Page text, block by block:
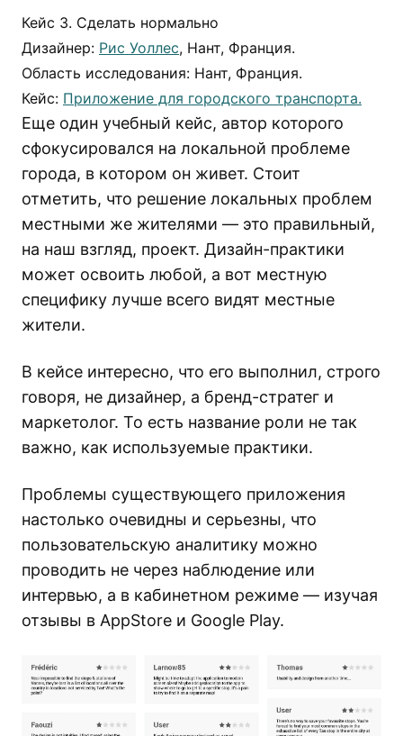
Кейс 3. Сделать нормально
Дизайнер: Рис Уоллес, Нант, Франция.
Область исследования: Нант, Франция.
Кейс: Приложение для городского транспорта.
Еще один учебный кейс, автор которого
сфокусировался на локальной проблеме
города, в котором он живет. Стоит
отметить, что решение локальных проблем
местными же жителями — это правильный,
на наш взгляд, проект. Дизайн-практики
может освоить любой, а вот местную
специфику лучше всего видят местные
жители.
В кейсе интересно, что его выполнил, строго
говоря, не дизайнер, а бренд-стратег и
маркетолог. То есть название роли не так
важно, как используемые практики.
Проблемы существующего приложения
настолько очевидны и серьезны, что
пользовательскую аналитику можно
проводить не через наблюдение или
интервью, а в кабинетном режиме — изучая
отзывы в AppStore и Google Play.